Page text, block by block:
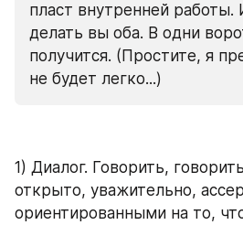
пласт внутренней
делать вы оба. В одни
получится. (Простите, я
не будет легко...)
1) Диалог. Говорить,
открыто, уважительно,
ориентированными на то,